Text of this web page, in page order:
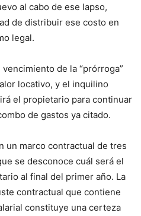
al cabo de ese lapso,
de distribuir ese costo en
legal.
de la “prórroga”
locativo, y el inquilino
el propietario para continuar
de gastos ya citado.
un marco contractual de tres
se desconoce cuál será el
al final del primer año. La
contractual que contiene
constituye una certeza